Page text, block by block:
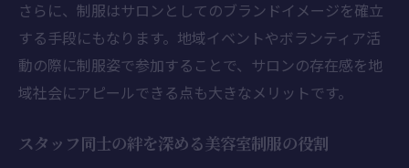
さらに、制服はサロンとしてのブランドイメージを確立
する手段にもなります。地域イベントやボランティア活
動の際に制服姿で参加することで、サロンの存在感を地
域社会にアピールできる点も大きなメリットです。
スタッフ同士の絆を深める美容室制服の役割